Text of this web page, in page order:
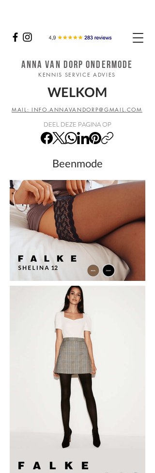
ANNA VAN DORP ONDERMODE
KENNIS SERVICE ADVIES
MAIL: INFO.ANNAVANDORP@GMAIL.COM
DEEL DEZE PAGINA OP
WELKOM
Beenmode